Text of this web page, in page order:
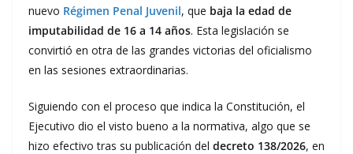
nuevo Régimen Penal Juvenil, que baja la edad de
imputabilidad de 16 a 14 años. Esta legislación se
convirtió en otra de las grandes victorias del oficialismo
en las sesiones extraordinarias.
Siguiendo con el proceso que indica la Constitución, el
Ejecutivo dio el visto bueno a la normativa, algo que se
hizo efectivo tras su publicación del decreto 138/2026, en